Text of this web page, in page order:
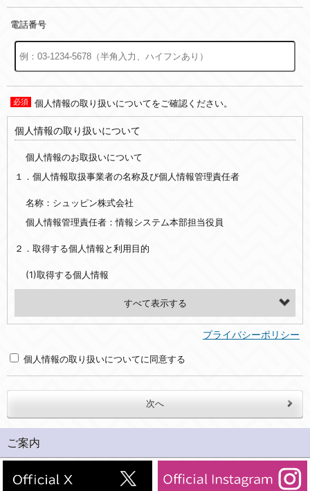
電話番号
個人情報の取り扱いについてをご確認ください。
個人情報の取り扱いについて
個人情報のお取扱いについて
１．個人情報取扱事業者の名称及び個人情報管理責任者
名称：シュッピン株式会社
個人情報管理責任者：情報システム本部担当役員
２．取得する個人情報と利用目的
(1)取得する個人情報
(2)利用目的
・お問合せへの対応のため
(2)法令等により開示を求められた場合。
プライバシーポリシー
個人情報の取り扱いについてに同意する
ご案内